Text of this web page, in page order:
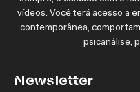
vídeos. Você terá acesso a
contemporânea,
psicanálise,
Newsletter